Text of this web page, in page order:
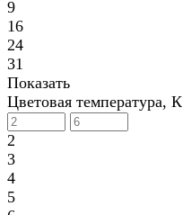
9
16
24
31
Показать
Цветовая температура, К
2
3
4
5